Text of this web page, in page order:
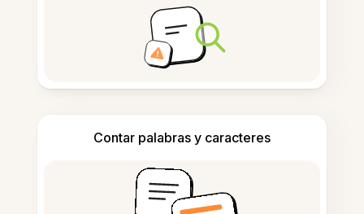
Contar palabras y caracteres